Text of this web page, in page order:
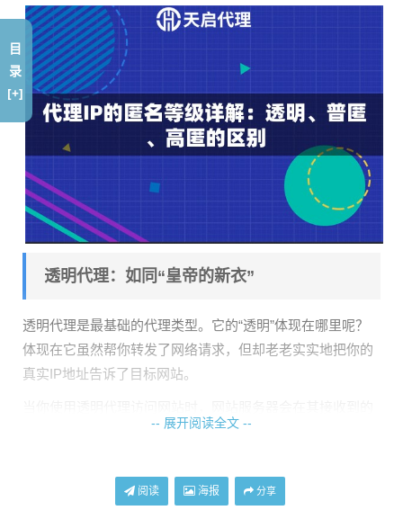
透明代理：如同“皇帝的新衣”
透明代理是最基础的代理类型。它的“透明”体现在哪里呢？
体现在它虽然帮你转发了网络请求，但却老老实实地把你的
真实IP地址告诉了目标网站。
请求头中看到类似这样一行信息：X-Forwarded-For: 你的
户呢，他的真实地址是XXX”。
-- 展开阅读全文 --
阅读 海报 分享
目
录
[+]